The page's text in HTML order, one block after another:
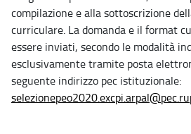
compilazione e alla sottoscrizione
curriculare. La domanda e il format
essere inviati, secondo le modalità
esclusivamente tramite posta
seguente indirizzo pec istituzionale: